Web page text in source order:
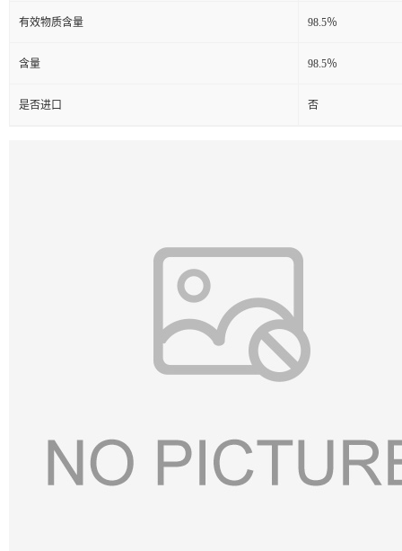
有效物质含量 98.5％
含量 98.5％
是否进口 否